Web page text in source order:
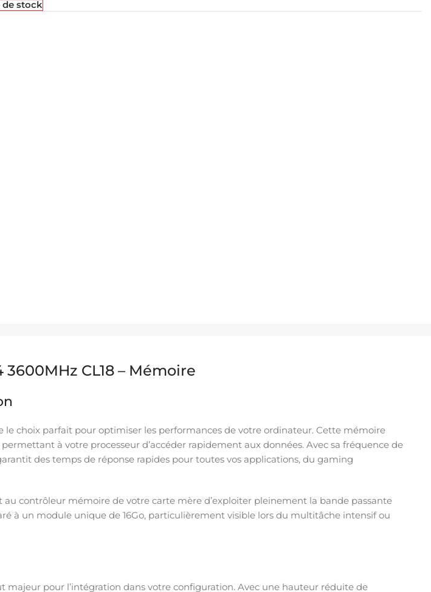
de stock
3600MHz CL18 – Mémoire
le choix parfait pour optimiser les performances de votre ordinateur. Cette mémoire
à votre processeur d’accéder rapidement aux données. Avec sa fréquence de
des temps de réponse rapides pour toutes vos applications, du gaming
contrôleur mémoire de votre carte mère d’exploiter pleinement la bande passante
à un module unique de 16Go, particulièrement visible lors du multitâche intensif ou
majeur pour l’intégration dans votre configuration. Avec une hauteur réduite de